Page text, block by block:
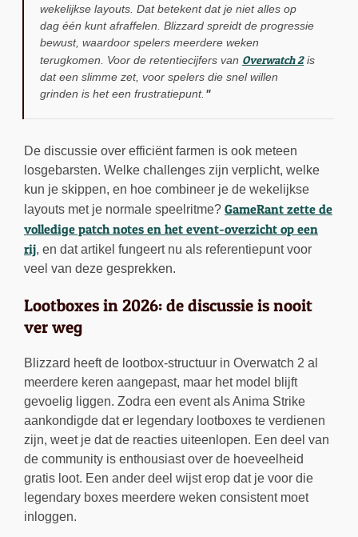
wekelijkse layouts. Dat betekent dat je niet alles op
dag één kunt afraffelen. Blizzard spreidt de progressie
bewust, waardoor spelers meerdere weken
terugkomen. Voor de retentiecijfers van Overwatch 2is
dat een slimme zet, voor spelers die snel willen
grinden is het een frustratiepunt.
De discussie over efficiënt farmen is ook meteen
losgebarsten. Welke challenges zijn verplicht, welke
kun je skippen, en hoe combineer je de wekelijkse
layouts met je normale speelritme? GameRant zette de
volledige patch notes en het event-overzicht op een
rij, en dat artikel fungeert nu als referentiepunt voor
veel van deze gesprekken.
Lootboxes in 2026: de discussie is nooit
ver weg
Blizzard heeft de lootbox-structuur in Overwatch 2 al
meerdere keren aangepast, maar het model blijft
gevoelig liggen. Zodra een event als Anima Strike
aankondigde dat er legendary lootboxes te verdienen
zijn, weet je dat de reacties uiteenlopen. Een deel van
de community is enthousiast over de hoeveelheid
gratis loot. Een ander deel wijst erop dat je voor die
legendary boxes meerdere weken consistent moet
inloggen.